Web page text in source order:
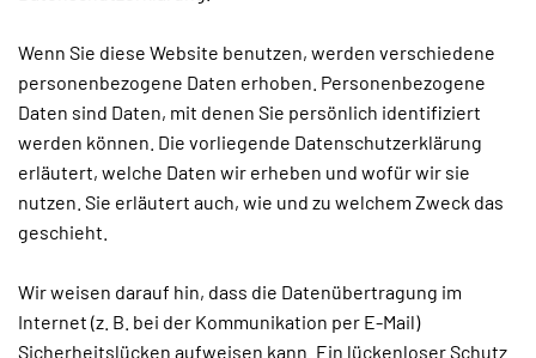
Wenn Sie diese Website benutzen, werden verschiedene
personenbezogene Daten erhoben. Personenbezogene
Daten sind Daten, mit denen Sie persönlich identifiziert
werden können. Die vorliegende Datenschutzerklärung
erläutert, welche Daten wir erheben und wofür wir sie
nutzen. Sie erläutert auch, wie und zu welchem Zweck das
geschieht.
Wir weisen darauf hin, dass die Datenübertragung im
Internet (z. B. bei der Kommunikation per E-Mail)
Sicherheitslücken aufweisen kann. Ein lückenloser Schutz